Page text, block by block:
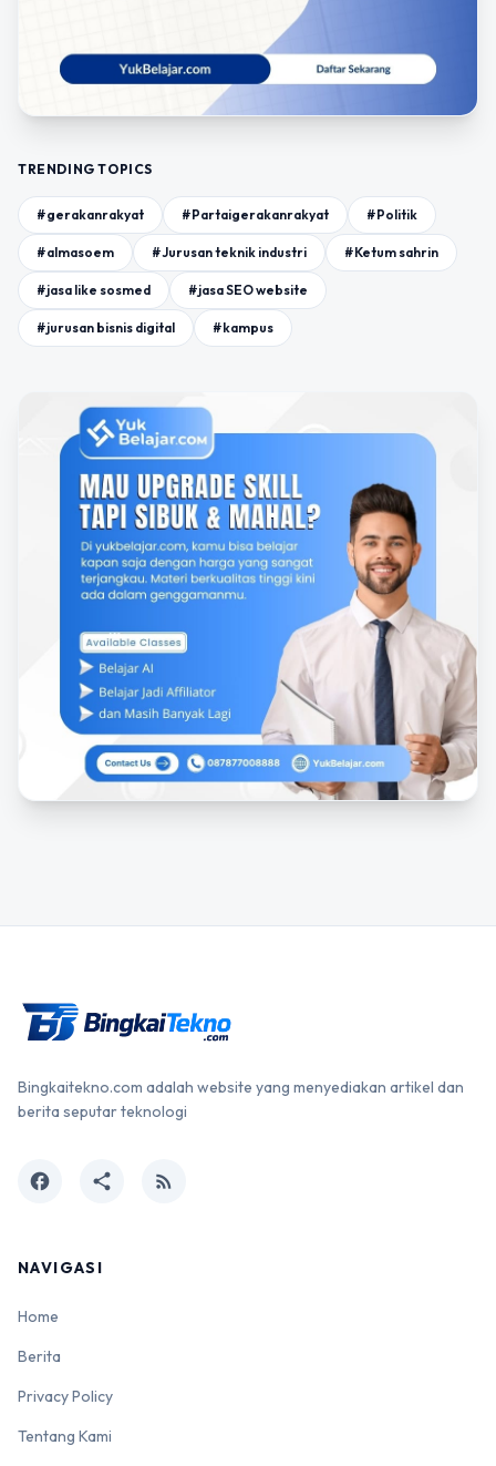
TRENDING TOPICS
#gerakanrakyat #Partaigerakanrakyat #Politik
#almasoem #Jurusan teknik industri #Ketum sahrin
#jasa like sosmed #jasa SEO website
#jurusan bisnis digital #kampus
Bingkaitekno.com adalah website yang menyediakan artikel dan
berita seputar teknologi
facebook share rss_feed
NAVIGASI
Home
Berita
Privacy Policy
Tentang Kami